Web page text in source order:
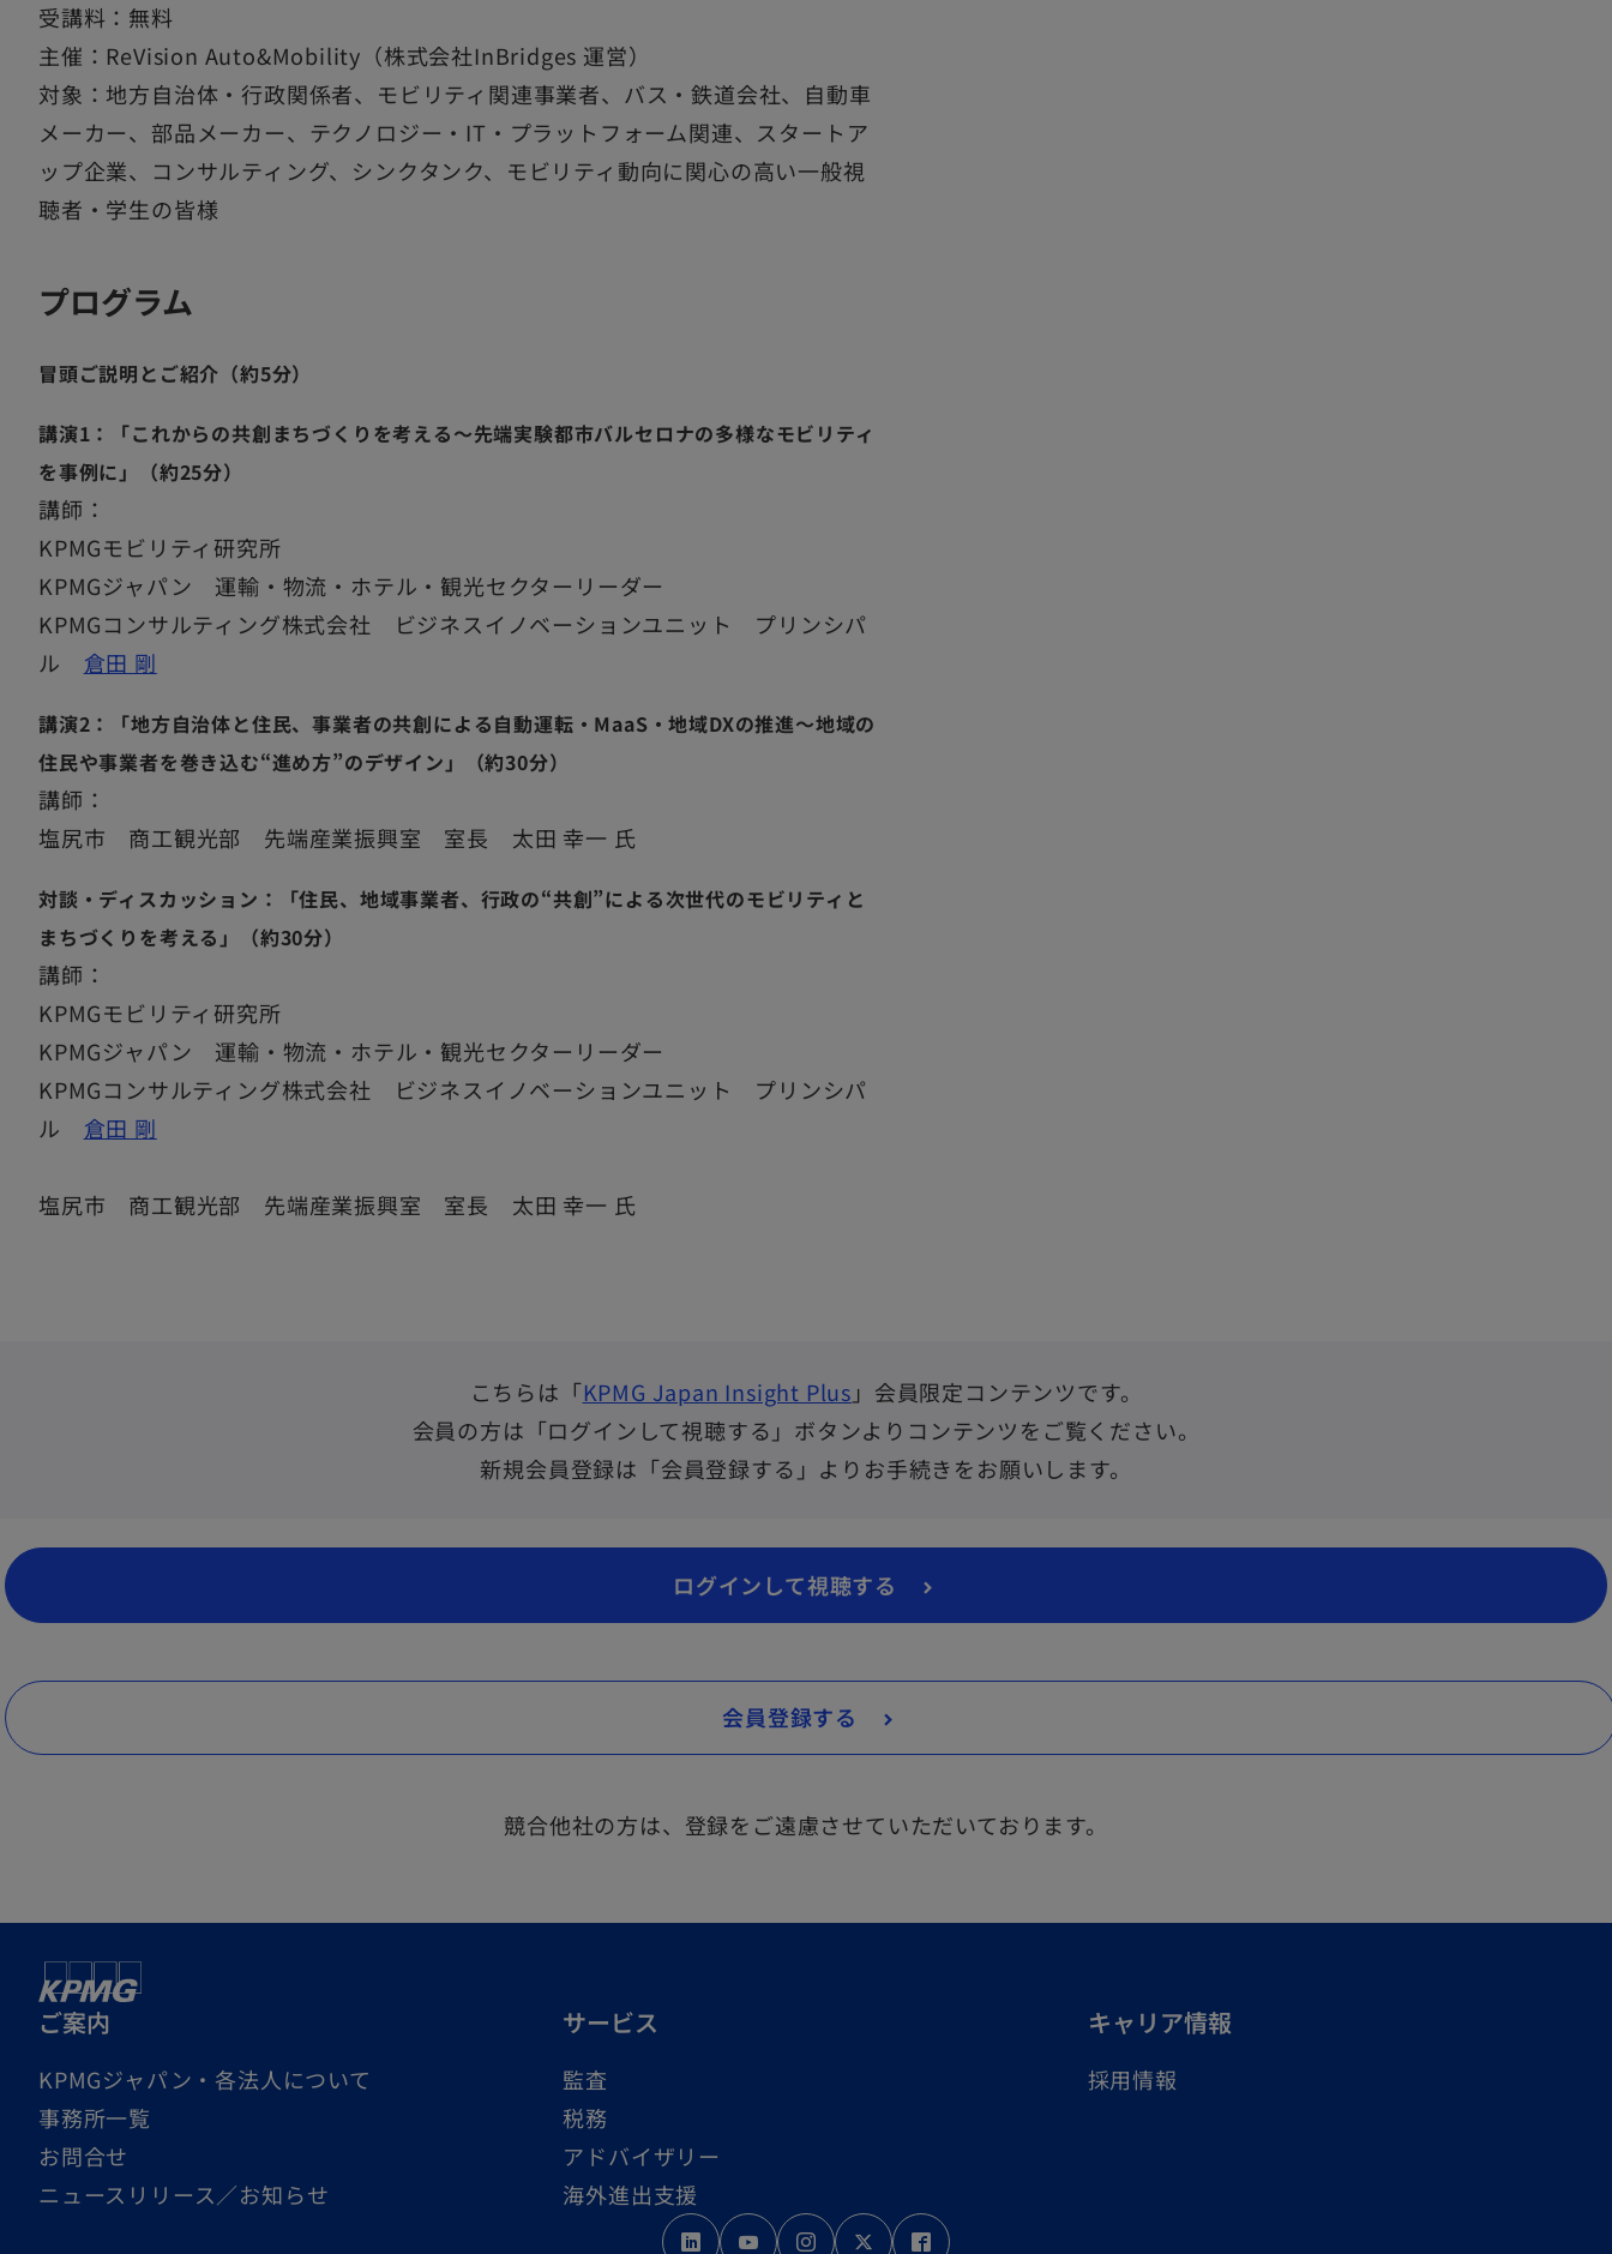
受講料：無料
主催：ReVision Auto&Mobility（株式会社InBridges 運営）
対象：地方自治体・行政関係者、モビリティ関連事業者、バス・鉄道会社、自動車
メーカー、部品メーカー、テクノロジー・IT・プラットフォーム関連、スタートア
ップ企業、コンサルティング、シンクタンク、モビリティ動向に関心の高い一般視
聴者・学生の皆様
プログラム
冒頭ご説明とご紹介（約5分）
講演1：「これからの共創まちづくりを考える～先端実験都市バルセロナの多様なモビリティ
を事例に」（約25分）
講師：
KPMGモビリティ研究所
KPMGジャパン 運輸・物流・ホテル・観光セクターリーダー
KPMGコンサルティング株式会社 ビジネスイノベーションユニット プリンシパ
ル 倉田 剛
講演2：「地方自治体と住民、事業者の共創による自動運転・MaaS・地域DXの推進～地域の
住民や事業者を巻き込む“進め方”のデザイン」（約30分）
講師：
塩尻市 商工観光部 先端産業振興室 室長 太田 幸一 氏
対談・ディスカッション：「住民、地域事業者、行政の“共創”による次世代のモビリティと
まちづくりを考える」（約30分）
講師：
KPMGモビリティ研究所
KPMGジャパン 運輸・物流・ホテル・観光セクターリーダー
KPMGコンサルティング株式会社 ビジネスイノベーションユニット プリンシパ
ル 倉田 剛
塩尻市 商工観光部 先端産業振興室 室長 太田 幸一 氏
こちらは「KPMG Japan Insight Plus 」会員限定コンテンツです。
会員の方は「ログインして視聴する」ボタンよりコンテンツをご覧ください。
新規会員登録は「会員登録する」よりお手続きをお願いします。
ログインして視聴する
し
開
会員登録する
競合他社の方は、登録をご遠慮させていただいております。
ご案内
KPMGジャパン・各法人について
事務所一覧
お問合せ
ニュースリリース／お知らせ
サービス
監査
税務
アドバイザリー
海外進出支援
キャリア情報
採用情報
新 新 新 新 新